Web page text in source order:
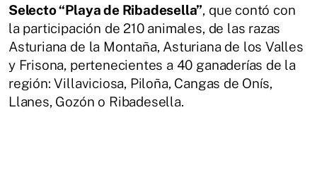
Selecto “Playa de Ribadesella”, que contó con
la participación de 210 animales, de las razas
Asturiana de la Montaña, Asturiana de los Valles
y Frisona, pertenecientes a 40 ganaderías de la
región: Villaviciosa, Piloña, Cangas de Onís,
Llanes, Gozón o Ribadesella.